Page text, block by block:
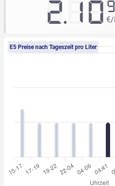
2.109
€/l
E5 Preise nach Tageszeit pro Liter